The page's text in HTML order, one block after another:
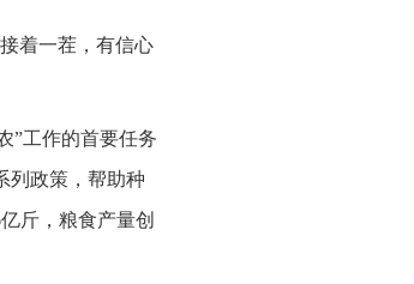
着一茬，有信心
”工作的首要任务
列政策，帮助种
斤，粮食产量创